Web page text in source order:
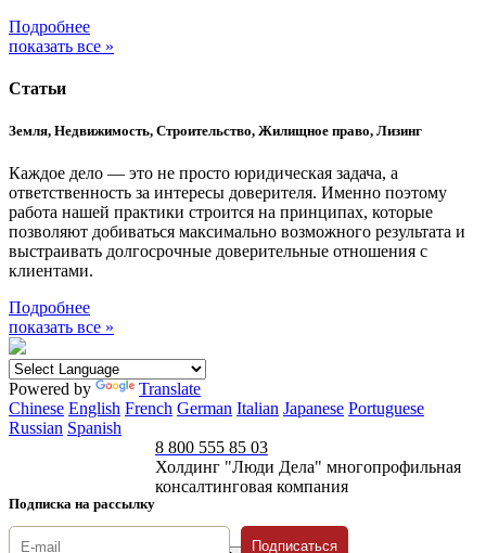
Подробнее
показать все »
Статьи
Земля, Недвижимость, Строительство, Жилищное право, Лизинг
Каждое дело — это не просто юридическая задача, а
ответственность за интересы доверителя. Именно поэтому
работа нашей практики строится на принципах, которые
позволяют добиваться максимально возможного результата и
выстраивать долгосрочные доверительные отношения с
клиентами.
Подробнее
показать все »
Powered by
Translate
Chinese English French German Italian Japanese Portuguese
Russian Spanish
Подписка на рассылку
8 800 555 85 03
Холдинг "Люди Дела" многопрофильная
консалтинговая компания
Подписаться